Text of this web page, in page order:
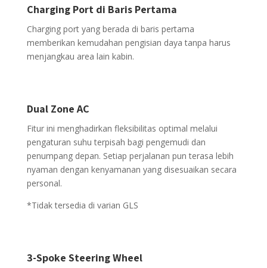
Charging Port di Baris Pertama
Charging port yang berada di baris pertama
memberikan kemudahan pengisian daya tanpa harus
menjangkau area lain kabin.
Dual Zone AC
Fitur ini menghadirkan fleksibilitas optimal melalui
pengaturan suhu terpisah bagi pengemudi dan
penumpang depan. Setiap perjalanan pun terasa lebih
nyaman dengan kenyamanan yang disesuaikan secara
personal.
*Tidak tersedia di varian GLS
3-Spoke Steering Wheel